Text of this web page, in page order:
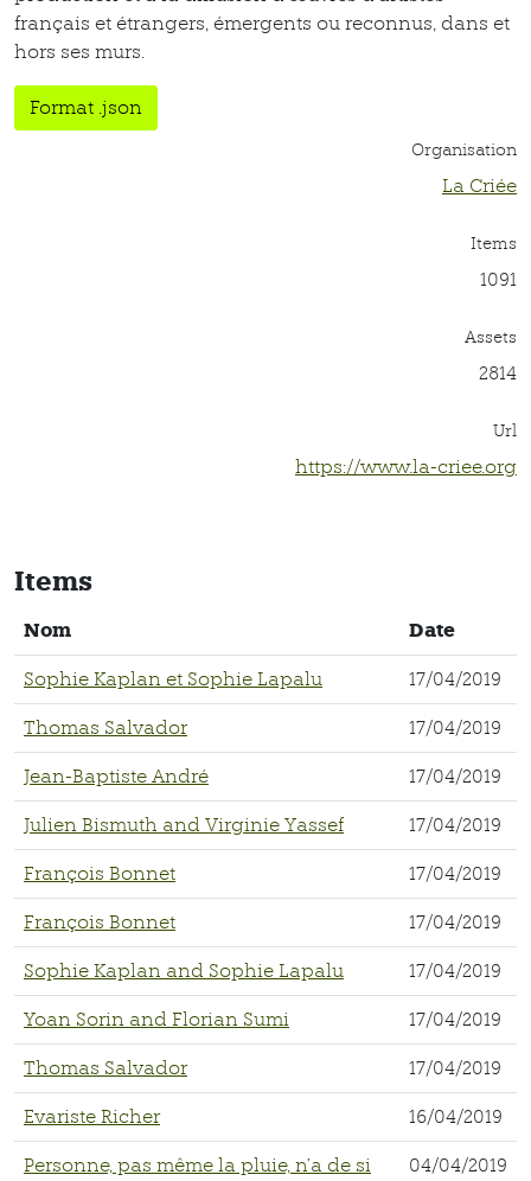
français et étrangers, émergents ou reconnus, dans et
hors ses murs.
Format .json
Organisation
La Criée
Items
1091
Assets
2814
Url
https://www.la-criee.org
Items
Nom Date
Sophie Kaplan et Sophie Lapalu 17/04/2019
Thomas Salvador 17/04/2019
Jean-Baptiste André 17/04/2019
Julien Bismuth and Virginie Yassef 17/04/2019
François Bonnet 17/04/2019
François Bonnet 17/04/2019
Sophie Kaplan and Sophie Lapalu 17/04/2019
Yoan Sorin and Florian Sumi 17/04/2019
Thomas Salvador 17/04/2019
Evariste Richer 16/04/2019
Personne, pas même la pluie, n’a de si
04/04/2019